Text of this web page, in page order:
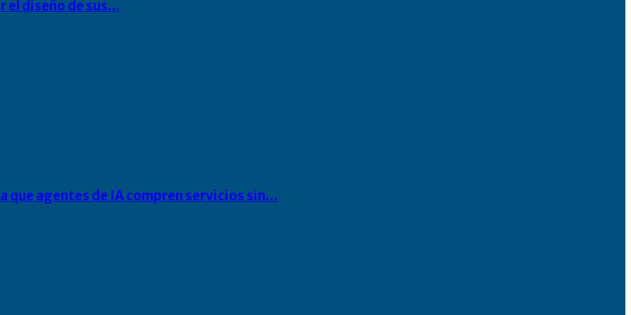
el diseño de sus…
agentes de IA compren servicios sin…